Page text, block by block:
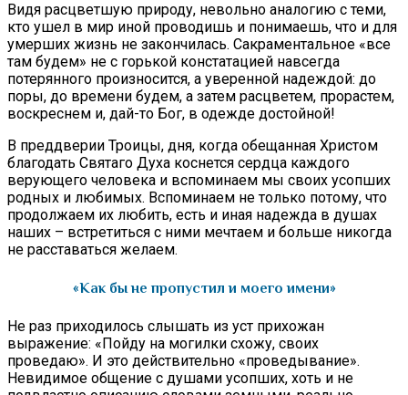
Видя расцветшую природу, невольно аналогию с теми,
кто ушел в мир иной проводишь и понимаешь, что и для
умерших жизнь не закончилась. Сакраментальное «все
там будем» не с горькой констатацией навсегда
потерянного произносится, а уверенной надеждой: до
поры, до времени будем, а затем расцветем, прорастем,
воскреснем и, дай-то Бог, в одежде достойной!
В преддверии Троицы, дня, когда обещанная Христом
благодать Святаго Духа коснется сердца каждого
верующего человека и вспоминаем мы своих усопших
родных и любимых. Вспоминаем не только потому, что
продолжаем их любить, есть и иная надежда в душах
наших – встретиться с ними мечтаем и больше никогда
не расставаться желаем.
«Как бы не пропустил и моего имени»
Не раз приходилось слышать из уст прихожан
выражение: «Пойду на могилки схожу, своих
проведаю». И это действительно «проведывание».
Невидимое общение с душами усопших, хоть и не